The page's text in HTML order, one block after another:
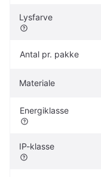
Lysfarve
Antal pr. pakke
Materiale
Energiklasse
IP-klasse